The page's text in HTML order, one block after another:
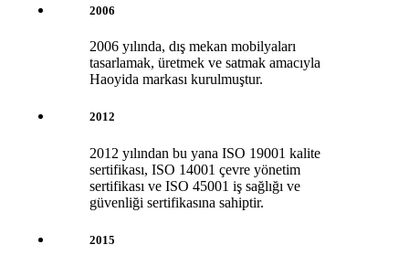
2006
2006 yılında, dış mekan mobilyaları
tasarlamak, üretmek ve satmak amacıyla
Haoyida markası kurulmuştur.
2012
2012 yılından bu yana ISO 19001 kalite
sertifikası, ISO 14001 çevre yönetim
sertifikası ve ISO 45001 iş sağlığı ve
güvenliği sertifikasına sahiptir.
2015